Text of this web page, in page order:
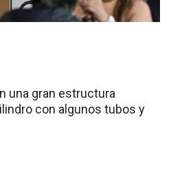
una gran estructura
con algunos tubos y